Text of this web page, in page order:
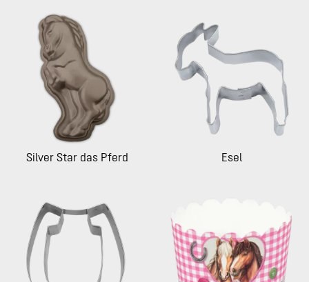
Silver Star das Pferd Esel